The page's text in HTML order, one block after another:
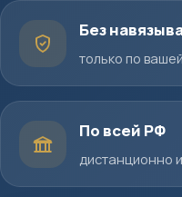
Без
только по
По всей РФ
дистанционно